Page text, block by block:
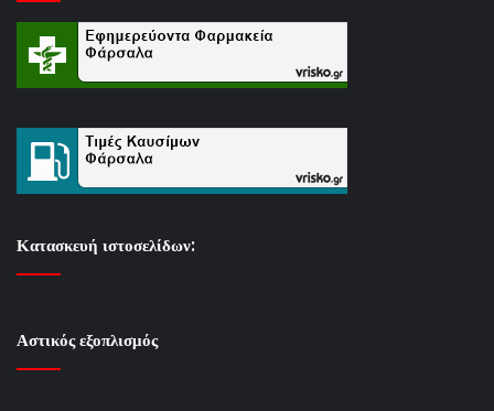
Κατασκευή ιστοσελίδων:
Αστικός εξοπλισμός